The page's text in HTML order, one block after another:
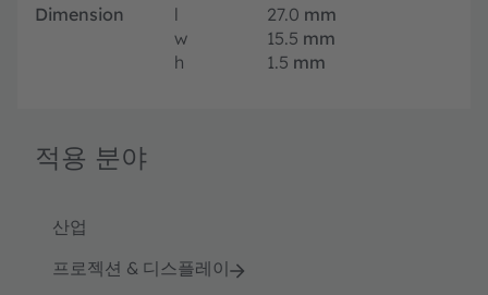
Dimension l 27.0 mm
w
15.5 mm
h
1.5 mm
적용 분야
산업
프로젝션 & 디스플레이